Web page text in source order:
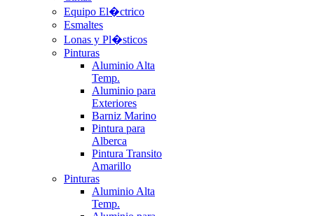
Equipo El�ctrico
Esmaltes
Lonas y Pl�sticos
Pinturas
Aluminio Alta
Temp.
Aluminio para
Exteriores
Barniz Marino
Pintura para
Alberca
Pintura Transito
Amarillo
Pinturas
Aluminio Alta
Temp.